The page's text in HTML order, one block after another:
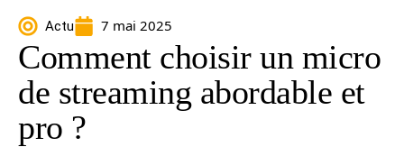
Actu 7 mai 2025
Comment choisir un micro
de streaming abordable et
pro ?